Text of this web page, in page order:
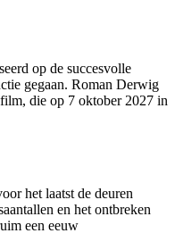
op de succesvolle
gegaan. Roman Derwig
die op 7 oktober 2027 in
het laatst de deuren
en het ontbreken
een eeuw